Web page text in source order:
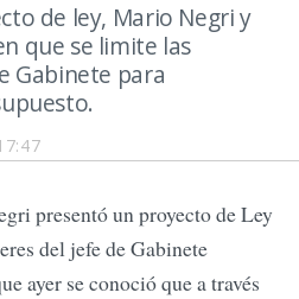
de ley, Mario Negri y
que se limite las
Gabinete para
presentó un proyecto de Ley
del jefe de Gabinete
ayer se conoció que a través